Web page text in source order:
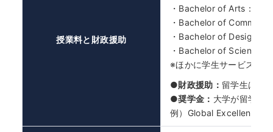
授業料と財政援助
・Bachelor of Arts：
・Bachelor of
・Bachelor of Design ：
・Bachelor of Science
※ほかに学生サービスお
●財政援助： 留学生は、
●奨学金： 大学が留学生
例）Global Excellence